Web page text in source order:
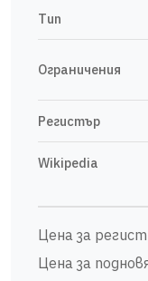
Тип
Ограничения
Регистър
Wikipedia
Цена за
Цена за